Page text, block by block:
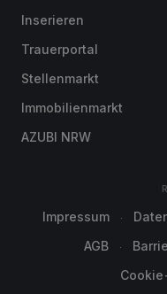
Inserieren
Trauerportal
Stellenmarkt
Immobilienmarkt
AZUBI NRW
Impressum
AGB